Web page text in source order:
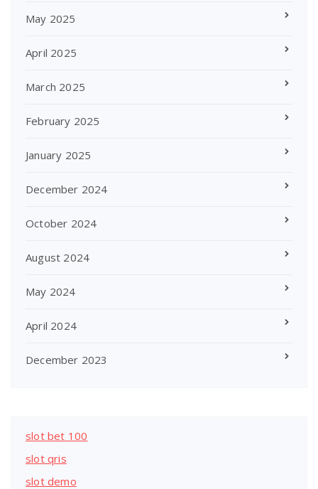
May 2025
April 2025
March 2025
February 2025
January 2025
December 2024
October 2024
August 2024
May 2024
April 2024
December 2023
slot bet 100
slot qris
slot demo